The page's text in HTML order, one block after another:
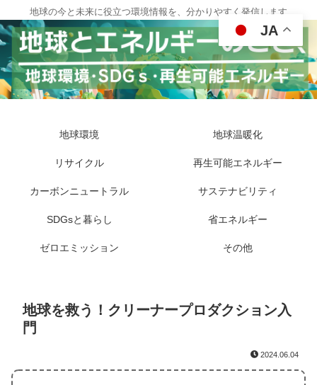
地球の今と未来に役立つ環境情報を、分かりやすく発信します
地球環境 地球温暖化
リサイクル 再生可能エネルギー
カーボンニュートラル サステナビリティ
SDGsと暮らし 省エネルギー
ゼロエミッション その他
地球を救う！クリーナープロダクション入
門
2024.06.04
JA